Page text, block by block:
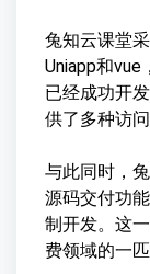
兔知云课堂
Uniapp和
已经成功开
供了多种访问
与此同时，
源码交付功
制开发。这
费领域的一匹